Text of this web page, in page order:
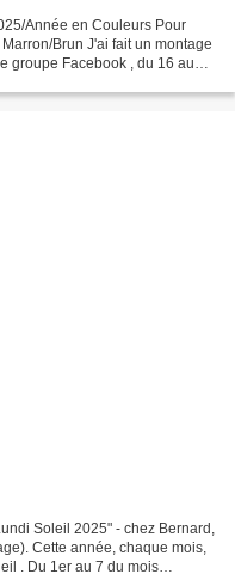
Année en Couleurs Pour
Brun J'ai fait un montage
groupe Facebook , du 16 au
Soleil 2025" - chez Bernard,
Cette année, chaque mois,
. Du 1er au 7 du mois